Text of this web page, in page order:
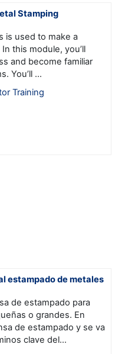
Stamping
is used to make a
this module, you’ll
and become familiar
You’ll ...
Training
estampado de metales
de estampado para
o grandes. En
de estampado y se va
clave del...